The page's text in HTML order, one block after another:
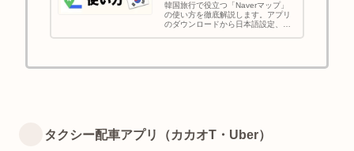
韓国旅行で役立つ「Naverマップ」
の使い方を徹底解説します。アプリ
のダウンロードから日本語設定、目
プリです。
タクシー配車アプリ（カカオT・Uber）